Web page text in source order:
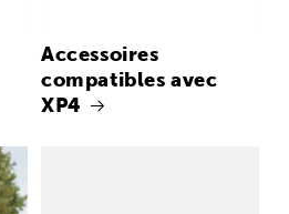
Accessoires
compatibles avec
XP4